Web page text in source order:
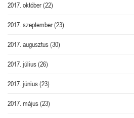
2017. október(22)
2017. szeptember(23)
2017. augusztus(30)
2017. július(26)
2017. június(23)
2017. május(23)